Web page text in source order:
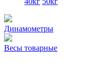
Динамометры
Весы товарные